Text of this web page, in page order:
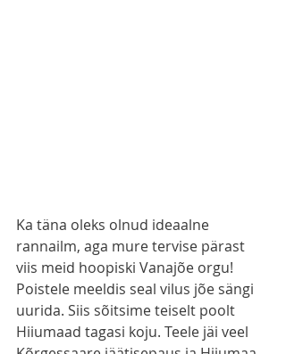
Ka täna oleks olnud ideaalne
rannailm, aga mure tervise pärast
viis meid hoopiski Vanajõe orgu!
Poistele meeldis seal vilus jõe sängi
uurida. Siis sõitsime teiselt poolt
Hiiumaad tagasi koju. Teele jäi veel